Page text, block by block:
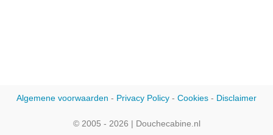
Algemene voorwaarden - Privacy Policy - Cookies - Disclaimer
© 2005 - 2026 | Douchecabine.nl